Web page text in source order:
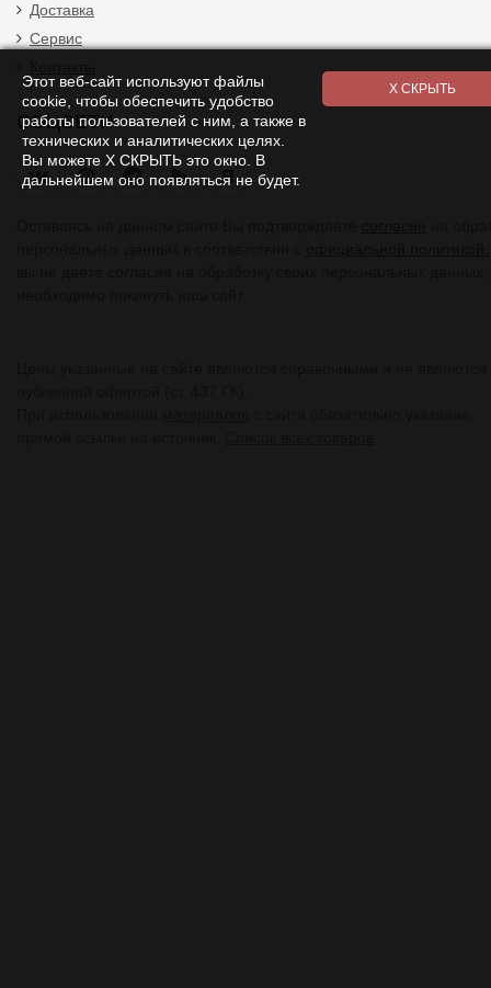
Доставка
Сервис
СОЦСЕТИ
Я
Этот веб-сайт используют файлы
cookie, чтобы обеспечить удобство
работы пользователей с ним, а также в
технических и аналитических целях.
Вы можете Х СКРЫТЬ это окно. В
дальнейшем оно появляться не будет.